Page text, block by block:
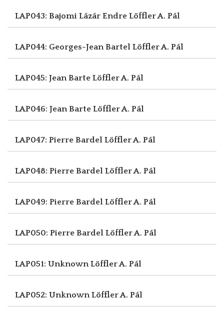
LAP043: Bajomi Lázár Endre Löffler A. Pál
LAP044: Georges-Jean Bartel Löffler A. Pál
LAP045: Jean Barte Löffler A. Pál
LAP046: Jean Barte Löffler A. Pál
LAP047: Pierre Bardel Löffler A. Pál
LAP048: Pierre Bardel Löffler A. Pál
LAP049: Pierre Bardel Löffler A. Pál
LAP050: Pierre Bardel Löffler A. Pál
LAP051: UnknownLöffler A. Pál
LAP052: UnknownLöffler A. Pál